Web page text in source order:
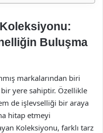
Buluşma
markalarından biri
yere sahiptir. Özellikle
de işlevselliği bir araya
hitap etmeyi
Koleksiyonu, farklı tarz